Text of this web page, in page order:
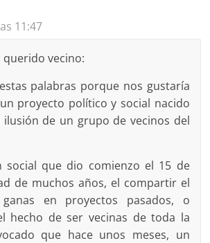
11:47
querido vecino:
palabras porque nos gustaría
proyecto político y social nacido
de un grupo de vecinos del
social que dio comienzo el 15 de
de muchos años, el compartir el
en proyectos pasados, o
hecho de ser vecinas de toda la
que hace unos meses, un